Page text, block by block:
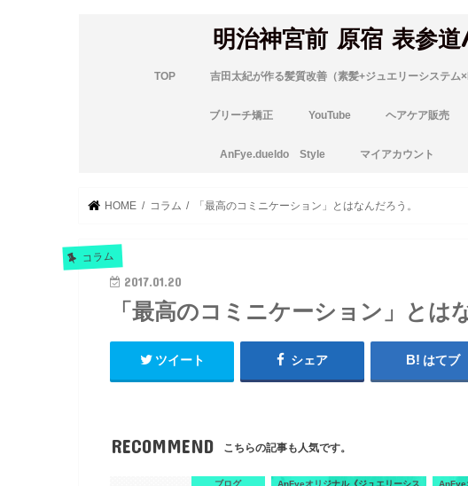
明治神宮前 原宿 表参
TOP 吉田太紀が作る髪質改善（素髪+ジュエリーシステム
ブリーチ矯正 YouTube ヘアケア販売
AnFye.dueldo Style マイアカウント
HOME コラム 「最高のコミニケーション」とはなんだろう。
コラム
2017.01.20
「最高のコミニケーション」とは
ツイート シェア はてブ
RECOMMEND こちらの記事も人気です。
ブログ
AnFyeオリジナル《ジュエリーシス
AnFye